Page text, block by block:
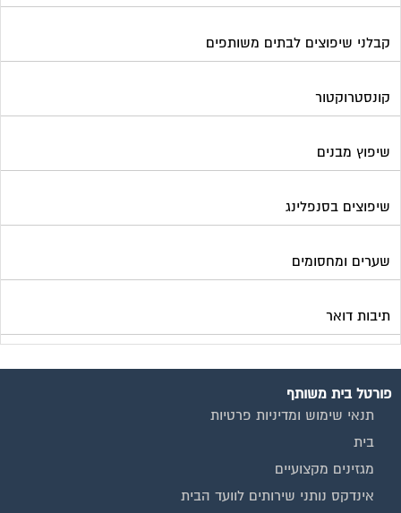
קבלני שיפוצים לבתים משותפים
קונסטרוקטור
שיפוץ מבנים
שיפוצים בסנפלינג
שערים ומחסומים
תיבות דואר
פורטל בית משותף
תנאי שימוש ומדיניות פרטיות
בית
מגזינים מקצועיים
אינדקס נותני שירותים לוועד הבית